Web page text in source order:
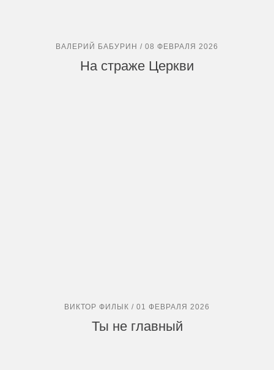
ВАЛЕРИЙ БАБУРИН / 08 ФЕВРАЛЯ 2026
На страже Церкви
ВИКТОР ФИЛЫК / 01 ФЕВРАЛЯ 2026
Ты не главный